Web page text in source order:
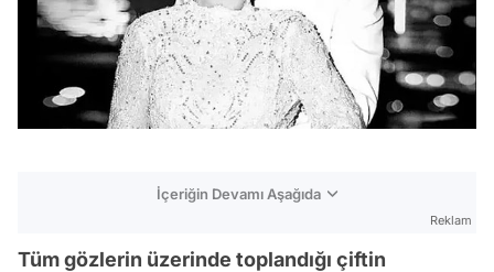
İçeriğin Devamı Aşağıda
Reklam
Tüm gözlerin üzerinde toplandığı çiftin